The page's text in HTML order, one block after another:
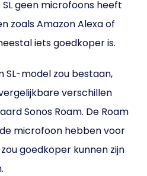
SL geen microfoons heeft
zoals Amazon Alexa of
iets goedkoper is.
SL-model zou bestaan,
verschillen
Sonos Roam. De Roam
microfoon hebben voor
goedkoper kunnen zijn